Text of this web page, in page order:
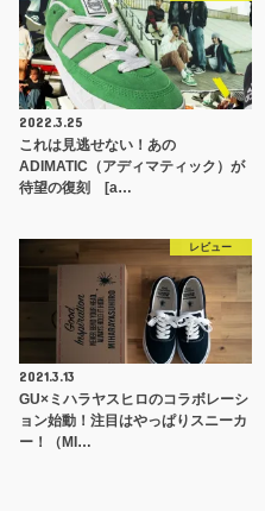
2022.3.25
これは見逃せない！あの
ADIMATIC（アディマティック）が
待望の復刻 [a…
レビュー
2021.3.13
GU×ミハラヤスヒロのコラボレーシ
ョン始動！注目はやっぱりスニーカ
ー！（MI…